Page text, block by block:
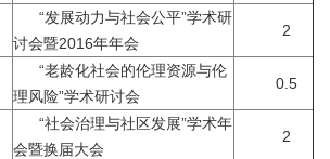
“发展动力与社会公平”学术研
讨会暨2016年年会
2
“老龄化社会的伦理资源与伦
理风险”学术研讨会
0.5
“社会治理与社区发展”学术年
会暨换届大会
2